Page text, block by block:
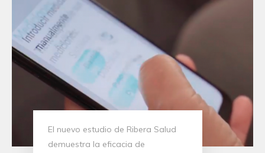
El nuevo estudio de Ribera Salud
demuestra la eficacia de